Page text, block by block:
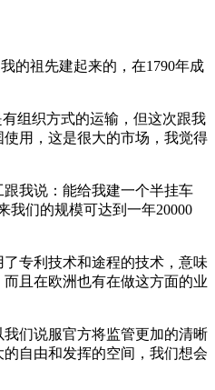
的祖先建起来的，在1790年成
组织方式的运输，但这次跟我
用，这是很大的市场，我觉得
我说：能给我建一个半挂车
我们的规模可达到一年20000
专利技术和途程的技术，意味
且在欧洲也有在做这方面的业
们说服官方将监管更加的清晰
自由和发挥的空间，我们想会